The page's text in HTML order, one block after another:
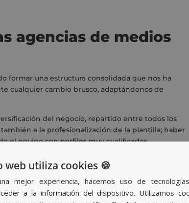
agencias de medios
formar una estructura consolidada que nos ha
cualquier cambio brusco, adaptándonos de
del negocio, repartido entre todos los
a la profesionalización de la plantilla; haber
el equipo con perfiles muy cualificados
liebre y la tortuga, no siempre el más grande es el
indies hemos estado más cercanas a las
y en lo práctico. Sobre todo, con
web utiliza cookies 🍪
mejor experiencia, hacemos uso de
a la información del dispositivo. Utilizamos